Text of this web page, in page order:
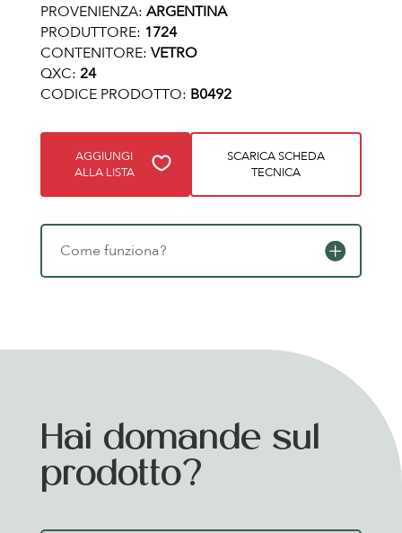
PROVENIENZA: ARGENTINA
PRODUTTORE: 1724
CONTENITORE: VETRO
QXC: 24
CODICE PRODOTTO: B0492
AGGIUNGI
ALLA LISTA
SCARICA SCHEDA
TECNICA
Come funziona?
Hai domande sul
prodotto?